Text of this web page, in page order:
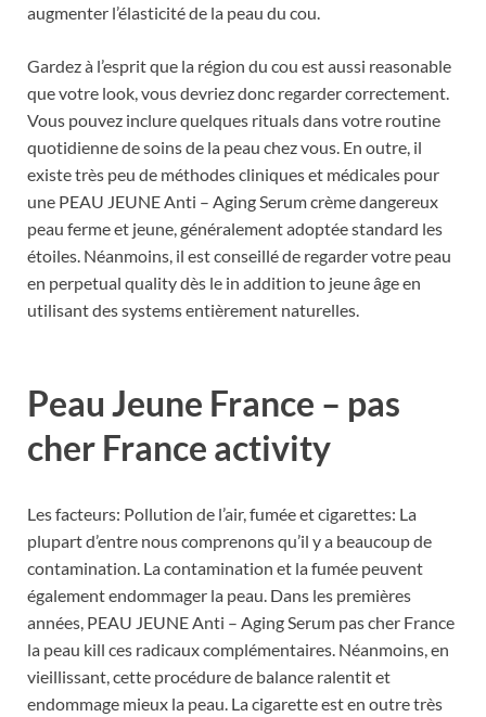
augmenter l’élasticité de la peau du cou.
Gardez à l’esprit que la région du cou est aussi reasonable
que votre look, vous devriez donc regarder correctement.
Vous pouvez inclure quelques rituals dans votre routine
quotidienne de soins de la peau chez vous. En outre, il
existe très peu de méthodes cliniques et médicales pour
une PEAU JEUNE Anti – Aging Serum crème dangereux
peau ferme et jeune, généralement adoptée standard les
étoiles. Néanmoins, il est conseillé de regarder votre peau
en perpetual quality dès le in addition to jeune âge en
utilisant des systems entièrement naturelles.
Peau Jeune France – pas
cher France activity
Les facteurs: Pollution de l’air, fumée et cigarettes: La
plupart d’entre nous comprenons qu’il y a beaucoup de
contamination. La contamination et la fumée peuvent
également endommager la peau. Dans les premières
années, PEAU JEUNE Anti – Aging Serum pas cher France
la peau kill ces radicaux complémentaires. Néanmoins, en
vieillissant, cette procédure de balance ralentit et
endommage mieux la peau. La cigarette est en outre très